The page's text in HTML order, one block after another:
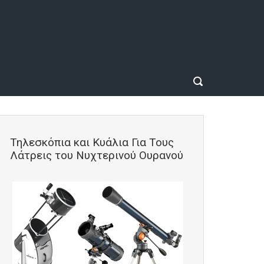
Τηλεσκόπια και Κυάλια Για Τους
Λάτρεις του Νυχτερινού Ουρανού